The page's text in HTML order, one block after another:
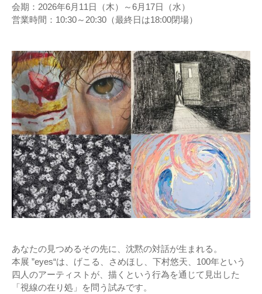
会期：2026年6月11日（木）～6月17日（水）
営業時間：10:30～20:30（最終日は18:00閉場）
あなたの見つめるその先に、沈黙の対話が生まれる。
本展 ”eyes“は、げこる、さめほし、下村悠天、100年という
四人のアーティストが、描くという行為を通じて見出した
「視線の在り処」を問う試みです。